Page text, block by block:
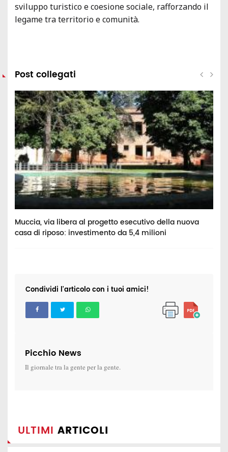
sviluppo turistico e coesione sociale, rafforzando il
legame tra territorio e comunità.
Post collegati
Muccia, via libera al progetto esecutivo della nuova
casa di riposo: investimento da 5,4 milioni
Condividi l'articolo con i tuoi amici!
Picchio News
Il giornale tra la gente per la gente.
ULTIMI ARTICOLI